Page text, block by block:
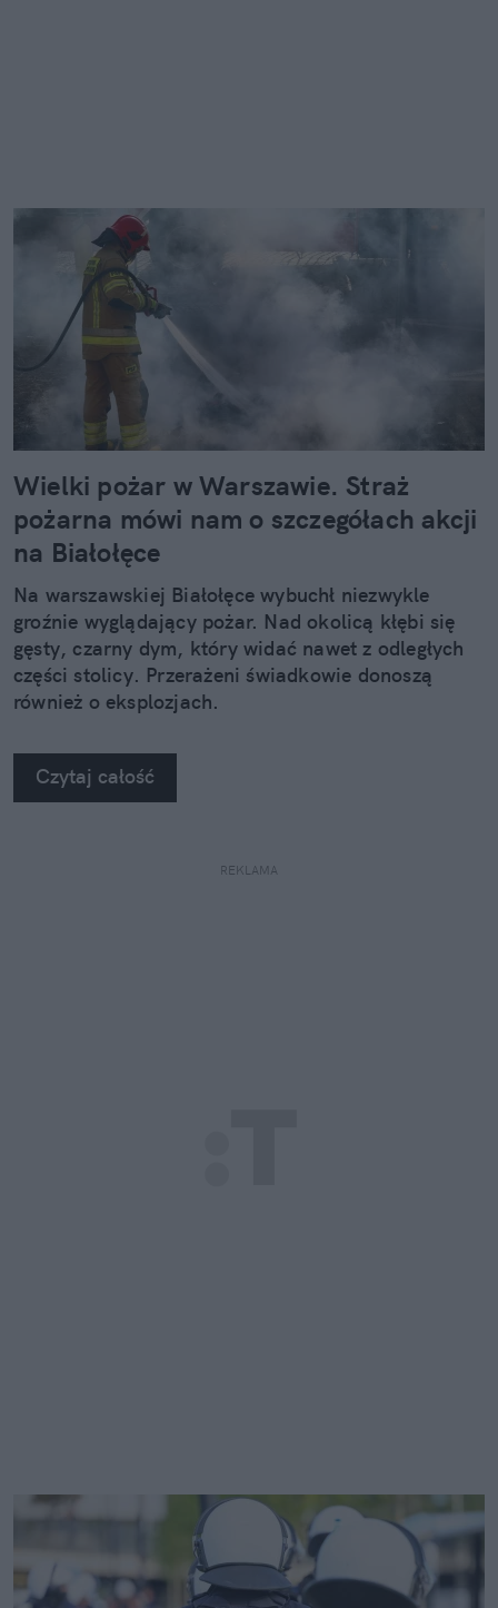
Wielki pożar w Warszawie. Straż
pożarna mówi nam o szczegółach akcji
na Białołęce
Na warszawskiej Białołęce wybuchł niezwykle
groźnie wyglądający pożar. Nad okolicą kłębi się
gęsty, czarny dym, który widać nawet z odległych
części stolicy. Przerażeni świadkowie donoszą
również o eksplozjach.
Czytaj całość
REKLAMA